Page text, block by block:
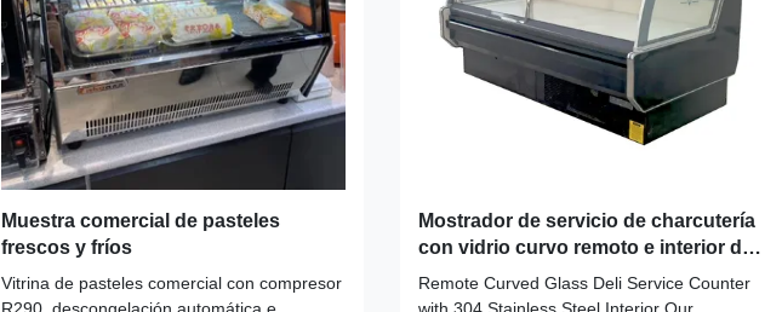
Muestra comercial de pasteles
frescos y fríos
Vitrina de pasteles comercial con compresor
Mostrador de servicio de charcutería
con vidrio curvo remoto e interior de
acero inoxidable 304
Remote Curved Glass Deli Service Counter